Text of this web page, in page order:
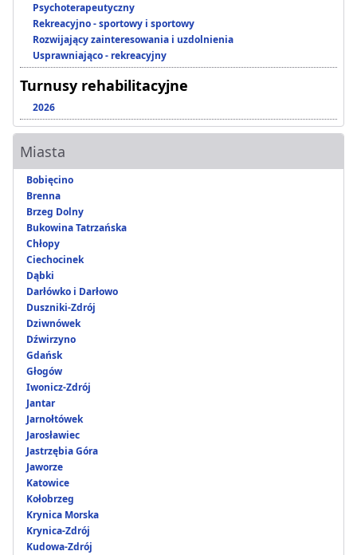
Psychoterapeutyczny
Rekreacyjno - sportowy i sportowy
Rozwijający zainteresowania i uzdolnienia
Usprawniająco - rekreacyjny
Turnusy rehabilitacyjne
2026
Miasta
Bobięcino
Brenna
Brzeg Dolny
Bukowina Tatrzańska
Chłopy
Ciechocinek
Dąbki
Darłówko i Darłowo
Duszniki-Zdrój
Dziwnówek
Dźwirzyno
Gdańsk
Głogów
Iwonicz-Zdrój
Jantar
Jarnołtówek
Jarosławiec
Jastrzębia Góra
Jaworze
Katowice
Kołobrzeg
Krynica Morska
Krynica-Zdrój
Kudowa-Zdrój